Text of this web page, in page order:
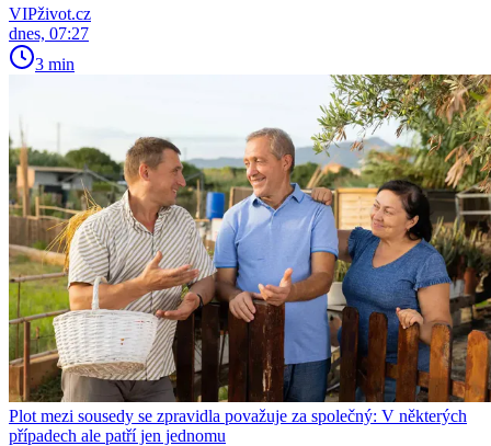
VIPživot.cz
dnes, 07:27
3 min
Plot mezi sousedy se zpravidla považuje za společný: V některých
případech ale patří jen jednomu